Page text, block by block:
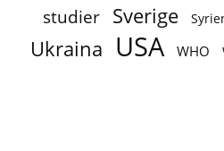
studier Sverige
Ukraina USA WHO